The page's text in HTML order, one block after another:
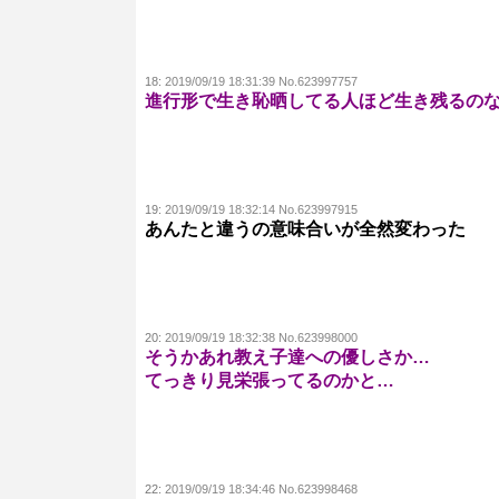
18: 2019/09/19 18:31:39 No.623997757
進行形で生き恥晒してる人ほど生き残るの
19: 2019/09/19 18:32:14 No.623997915
あんたと違うの意味合いが全然変わった
20: 2019/09/19 18:32:38 No.623998000
そうかあれ教え子達への優しさか…
てっきり見栄張ってるのかと…
22: 2019/09/19 18:34:46 No.623998468